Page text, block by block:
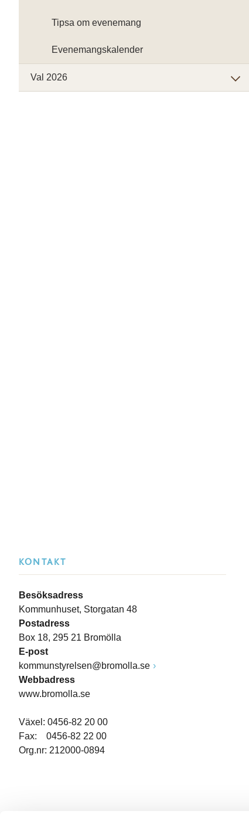
Tipsa om evenemang
Evenemangskalender
Val 2026
KONTAKT
Besöksadress
Kommunhuset, Storgatan 48
Postadress
Box 18, 295 21 Bromölla
E-post
kommunstyrelsen@bromolla.se
Webbadress
www.bromolla.se
Växel: 0456-82 20 00
Fax: 0456-82 22 00
Org.nr: 212000-0894